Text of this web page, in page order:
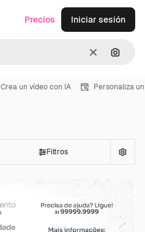
Borrar
Precios Iniciar sesión
Crea un vídeo con IA Personaliza
Filtros